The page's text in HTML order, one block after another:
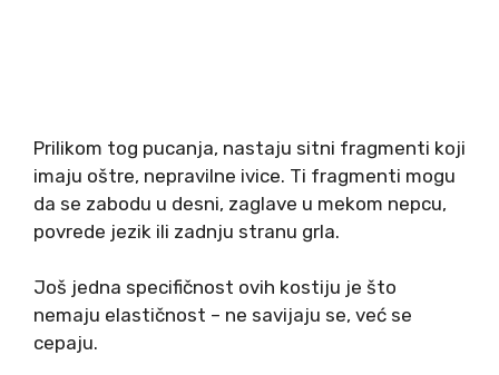
Prilikom tog pucanja, nastaju sitni fragmenti koji
imaju oštre, nepravilne ivice. Ti fragmenti mogu
da se zabodu u desni, zaglave u mekom nepcu,
povrede jezik ili zadnju stranu grla.
Još jedna specifičnost ovih kostiju je što
nemaju elastičnost – ne savijaju se, već se
cepaju.